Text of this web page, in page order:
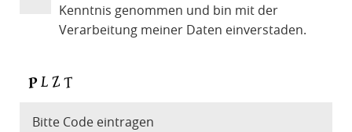
Kenntnis genommen und bin mit der
Verarbeitung meiner Daten einverstaden.